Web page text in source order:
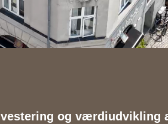
og værdiudvikling